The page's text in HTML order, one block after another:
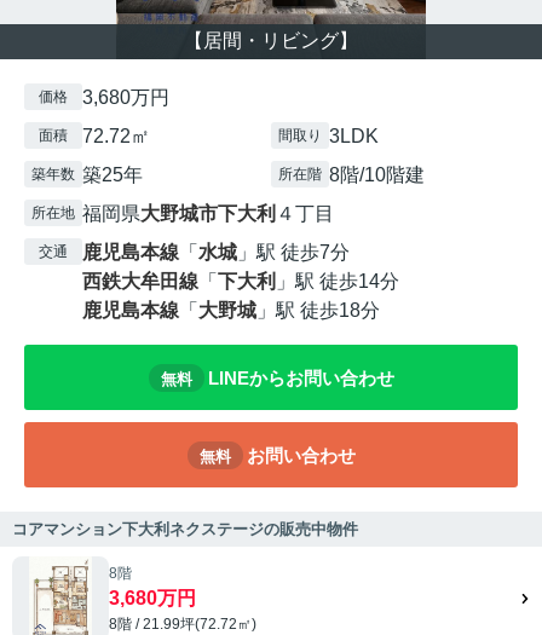
【居間・リビング】
価格 3,680万円
面積 72.72㎡ 間取り 3LDK
築年数 築25年 所在階 8階/10階建
所在地 福岡県大野城市下大利 ４丁目
交通 鹿児島本線 「 水城 」駅 徒歩7分
西鉄大牟田線 「 下大利 」駅 徒歩14分
鹿児島本線 「 大野城 」駅 徒歩18分
無料 LINEからお問い合わせ
無料 お問い合わせ
コアマンション下大利ネクステージの販売中物件
8階
3,680万円
8階 / 21.99坪(72.72㎡)